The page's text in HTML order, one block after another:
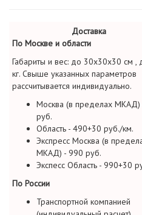
Доставка
По Москве и области
Габариты и вес: до 30х30х30 см ,
кг. Свыше указанных параметров
рассчитывается индивидуально.
Москва (в пределах МКАД)
руб.
Область - 490+30 руб./км.
Экспресс Москва (в
МКАД) - 990 руб.
Экспесс Область - 990+30
По России
Транспортной компанией